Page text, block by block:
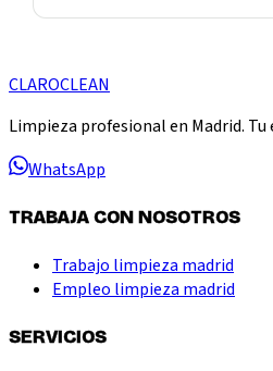
CLAROCLEAN
Limpieza profesional en Madrid. Tu
WhatsApp
TRABAJA CON NOSOTROS
Trabajo limpieza madrid
Empleo limpieza madrid
SERVICIOS